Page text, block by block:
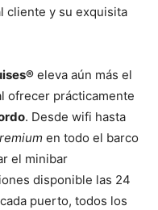
cliente y su exquisita
eleva aún más el
ofrecer prácticamente
. Desde wifi hasta
en todo el barco
el minibar
disponible las 24
puerto, todos los